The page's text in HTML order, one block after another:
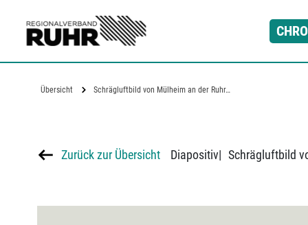
Übersicht Schrägluftbild von Mülheim an der Ruhr…
Zurück zur Übersicht Diapositiv| Schrägluftbild